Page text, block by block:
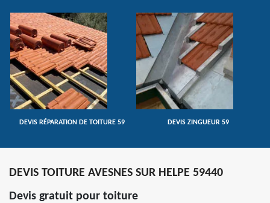
DEVIS RÉPARATION DE TOITURE 59 DEVIS ZINGUEUR 59
DEVIS TOITURE AVESNES SUR HELPE 59440
Devis gratuit pour toiture